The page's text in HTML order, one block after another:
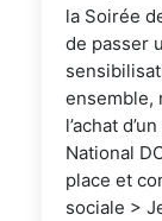
la Soirée
de passer
ensemble,
l’achat
National
place et
sociale >